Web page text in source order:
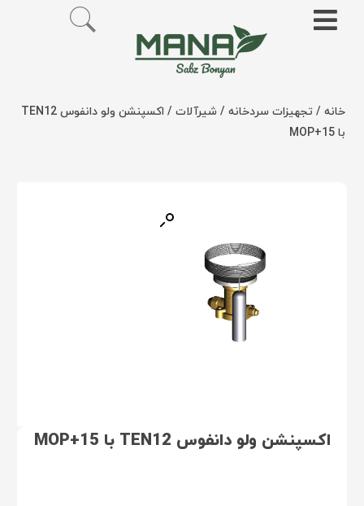
خانه / تجهیزات سردخانه / شیرآلات
/ اکسپنشن ولو دانفوس TEN12
با MOP+15
اکسپنشن ولو دانفوس TEN12 با MOP+15